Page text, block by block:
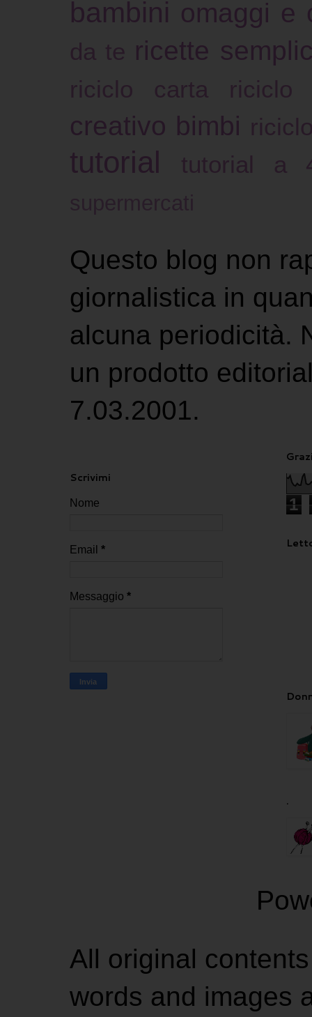
bambini omaggi e
da te ricette
riciclo carta riciclo
creativo bimbi
tutorial tutorial a
Questo blog non
giornalistica in
alcuna periodicità.
un prodotto
7.03.2001.
Scrivimi
Nome
Email *
Messaggio *
1
.
All original
words and images